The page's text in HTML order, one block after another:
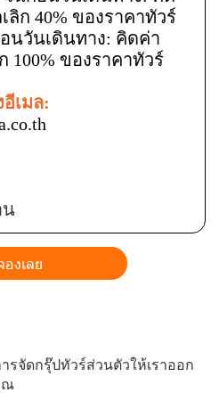
ลิก 40% ของราคาทัวร์
นวันเดินทาง: คิดค่า
100% ของราคาทัวร์
เมล:
น
องเลย
จัดกรุ๊ปทัวร์ส่วนตัวให้เราออก
ณ